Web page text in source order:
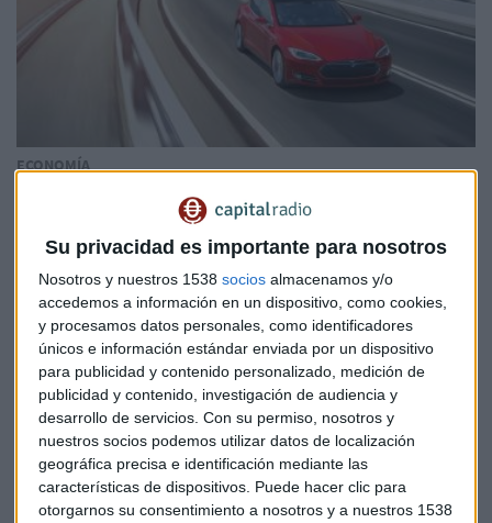
Su privacidad es importante para nosotros
Nosotros y nuestros 1538 socios almacenamos y/o
accedemos a información en un dispositivo, como cookies,
y procesamos datos personales, como identificadores
únicos e información estándar enviada por un dispositivo
para publicidad y contenido personalizado, medición de
publicidad y contenido, investigación de audiencia y
desarrollo de servicios. Con su permiso, nosotros y
nuestros socios podemos utilizar datos de localización
geográfica precisa e identificación mediante las
características de dispositivos. Puede hacer clic para
otorgarnos su consentimiento a nosotros y a nuestros 1538
ECONOMÍA
Estados Unidos investiga un accidente mortal con un
Sandra Torrecillas